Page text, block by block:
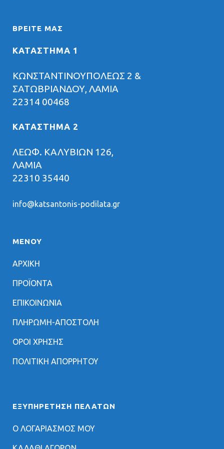
ΒΡΕΊΤΕ ΜΑΣ
ΚΑΤΑΣΤΗΜΑ 1
ΚΩΝΣΤΑΝΤΙΝΟΥΠΟΛΕΩΣ 2 &
ΣΑΤΩΒΡΙΑΝΔΟΥ, ΛΑΜΙΑ
22314 00468
ΚΑΤΑΣΤΗΜΑ 2
ΛΕΩΦ. ΚΑΛΥΒΙΩΝ 126,
ΛΑΜΙΑ
22310 35440
info@katsantonis-podilata.gr
ΜΕΝΟΥ
ΑΡΧΙΚΗ
ΠΡΟΪΟΝΤΑ
ΕΠΙΚΟΙΝΩΝΙΑ
ΠΛΗΡΩΜΗ-ΑΠΟΣΤΟΛΗ
ΟΡΟΙ ΧΡΗΣΗΣ
ΠΟΛΙΤΙΚΗ ΑΠΟΡΡΗΤΟΥ
ΕΞΥΠΗΡΈΤΗΣΗ ΠΕΛΑΤΏΝ
Ο ΛΟΓΑΡΙΑΣΜΟΣ ΜΟΥ